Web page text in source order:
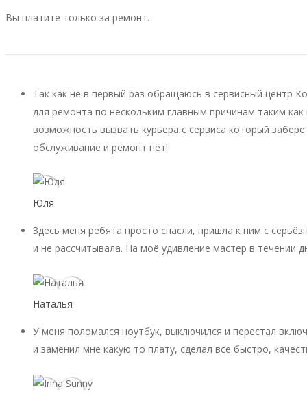
Вы платите только за ремонт.
Так как не в первый раз обращаюсь в сервисный центр
для ремонта по нескольким главным причинам таким
возможность вызвать курьера с сервиса который
обслуживание и ремонт нет!
Юля
Здесь меня ребята просто спасли, пришла к ним с
и не рассчитывала. На моё удивление мастер в течении
Наталья
У меня поломался ноутбук, выключился и перестал
и заменил мне какую то плату, сделал все быстро,